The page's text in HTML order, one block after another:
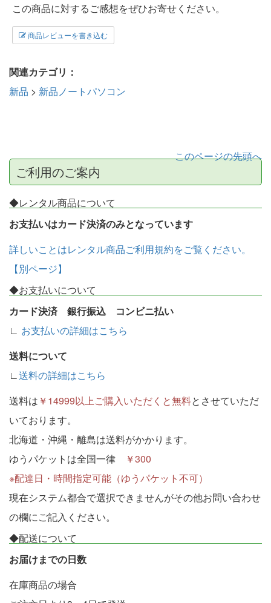
この商品に対するご感想をぜひお寄せください。
商品レビューを書き込む
関連カテゴリ：
新品 > 新品ノートパソコン
このページの先頭へ
ご利用のご案内
◆レンタル商品について
お支払いはカード決済のみとなっています
詳しいことはレンタル商品ご利用規約をご覧ください。
【別ページ】
◆お支払いについて
カード決済 銀行振込 コンビニ払い
∟ お支払いの詳細はこちら
送料について
∟ 送料の詳細はこちら
送料は ￥14999以上ご購入いただくと無料とさせていただ
いております。
北海道・沖縄・離島は送料がかかります。
ゆうパケットは全国一律
￥300
※配達日・時間指定可能（ゆうパケット不可）
現在システム都合で選択できませんがその他お問い合わせ
の欄にご記入ください。
◆配送について
お届けまでの日数
在庫商品の場合